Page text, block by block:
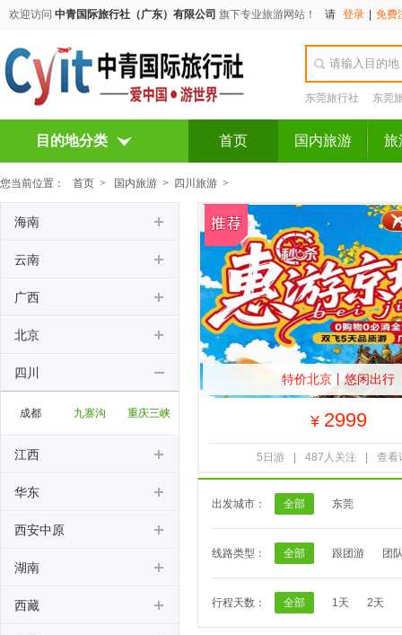
欢迎访问 中青国际旅行社（广东）有限公司 旗下专业旅游网站！ 请 登录 免费
东莞旅行社 东莞
目的地分类 首页 国内旅游 旅
您当前位置： 首页 > 国内旅游 > 四川旅游 >
特价北京丨悠闲出行
¥ 2999
5日游 487人关注 查看
出发城市： 全部 东莞
线路类型： 全部 跟团游 团
行程天数： 全部 1天 2天
海南
云南
广西
北京
四川
成都 九寨沟 重庆三峡
江西
华东
西安中原
湖南
西藏